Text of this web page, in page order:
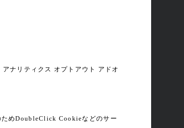
ナリティクス オプトアウト アドオ
ためDoubleClick Cookieなどのサー